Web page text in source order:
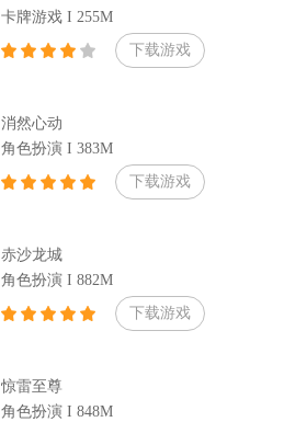
卡牌游戏 I 255M
下载游戏
消然心动
角色扮演 I 383M
下载游戏
赤沙龙城
角色扮演 I 882M
下载游戏
惊雷至尊
角色扮演 I 848M